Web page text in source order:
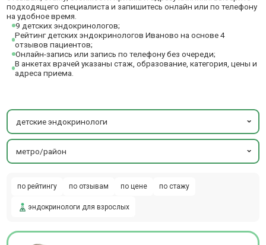
подходящего специалиста и запишитесь онлайн или по телефону
на удобное время.
9 детских эндокринологов;
Рейтинг детских эндокринологов Иваново на основе 4
отзывов пациентов;
Онлайн-запись или запись по телефону без очереди;
В анкетах врачей указаны стаж, образование, категория, цены и
адреса приема.
детские эндокринологи
метро/район
по рейтингу по отзывам по цене по стажу
эндокринологи для взрослых